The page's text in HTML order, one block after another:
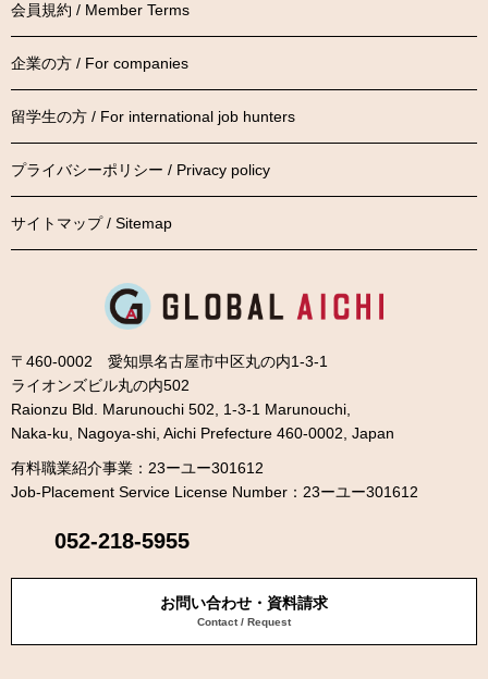
会員規約 / Member Terms
企業の方 / For companies
留学生の方 / For international job hunters
プライバシーポリシー / Privacy policy
サイトマップ / Sitemap
〒460-0002 愛知県名古屋市中区丸の内1-3-1
ライオンズビル丸の内502
Raionzu Bld. Marunouchi 502, 1-3-1 Marunouchi,
Naka-ku, Nagoya-shi, Aichi Prefecture 460-0002, Japan
有料職業紹介事業：23ーユー301612
Job-Placement Service License Number：23ーユー301612
052-218-5955
お問い合わせ・資料請求
Contact / Request